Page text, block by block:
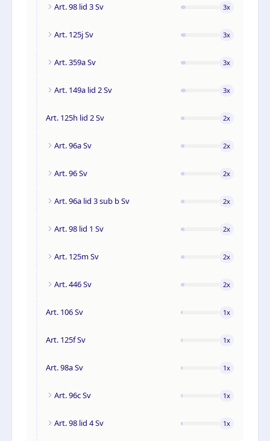
Art. 98 lid 3 Sv 3x
Art. 125j Sv 3x
Art. 359a Sv 3x
Art. 149a lid 2 Sv 3x
Art. 125h lid 2 Sv 2x
Art. 96a Sv 2x
Art. 96 Sv 2x
Art. 96a lid 3 sub b Sv 2x
Art. 98 lid 1 Sv 2x
Art. 125m Sv 2x
Art. 446 Sv 2x
Art. 106 Sv 1x
Art. 125f Sv 1x
Art. 98a Sv 1x
Art. 96c Sv 1x
Art. 98 lid 4 Sv 1x